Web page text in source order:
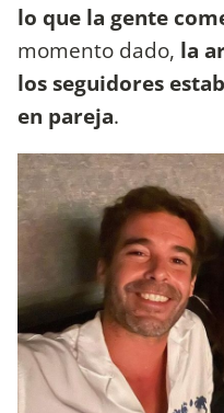
lo que la gente
momento dado, la
los seguidores
en pareja.